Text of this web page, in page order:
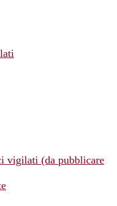
vigilati (da pubblicare